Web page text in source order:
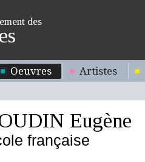
des
Oeuvres Artistes
Eugène
française